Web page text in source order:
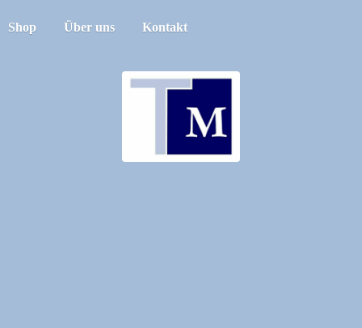
Shop Über uns Kontakt